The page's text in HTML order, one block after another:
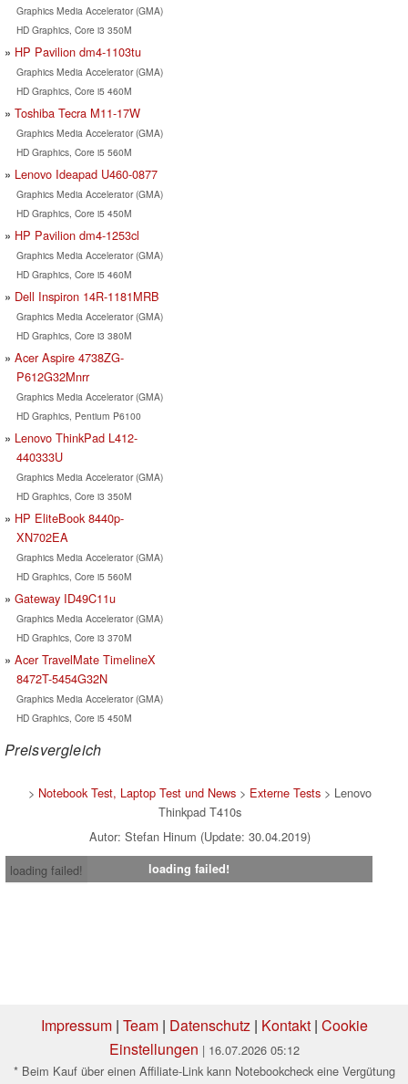
Graphics Media Accelerator (GMA)
HD Graphics, Core i3 350M
HP Pavilion dm4-1103tu
Graphics Media Accelerator (GMA)
HD Graphics, Core i5 460M
Toshiba Tecra M11-17W
Graphics Media Accelerator (GMA)
HD Graphics, Core i5 560M
Lenovo Ideapad U460-0877
Graphics Media Accelerator (GMA)
HD Graphics, Core i5 450M
HP Pavilion dm4-1253cl
Graphics Media Accelerator (GMA)
HD Graphics, Core i5 460M
Dell Inspiron 14R-1181MRB
Graphics Media Accelerator (GMA)
HD Graphics, Core i3 380M
Acer Aspire 4738ZG-
P612G32Mnrr
Graphics Media Accelerator (GMA)
HD Graphics, Pentium P6100
Lenovo ThinkPad L412-
440333U
Graphics Media Accelerator (GMA)
HD Graphics, Core i3 350M
HP EliteBook 8440p-
XN702EA
Graphics Media Accelerator (GMA)
HD Graphics, Core i5 560M
Gateway ID49C11u
Graphics Media Accelerator (GMA)
HD Graphics, Core i3 370M
Acer TravelMate TimelineX
8472T-5454G32N
Graphics Media Accelerator (GMA)
HD Graphics, Core i5 450M
Preisvergleich
> Notebook Test, Laptop Test und News> Externe Tests> Lenovo
Thinkpad T410s
Autor: Stefan Hinum (Update: 30.04.2019)
loading failed!
loading failed!
Impressum| Team| Datenschutz| Kontakt| Cookie
Einstellungen | 16.07.2026 05:12
* Beim Kauf über einen Affiliate-Link kann Notebookcheck eine Vergütung